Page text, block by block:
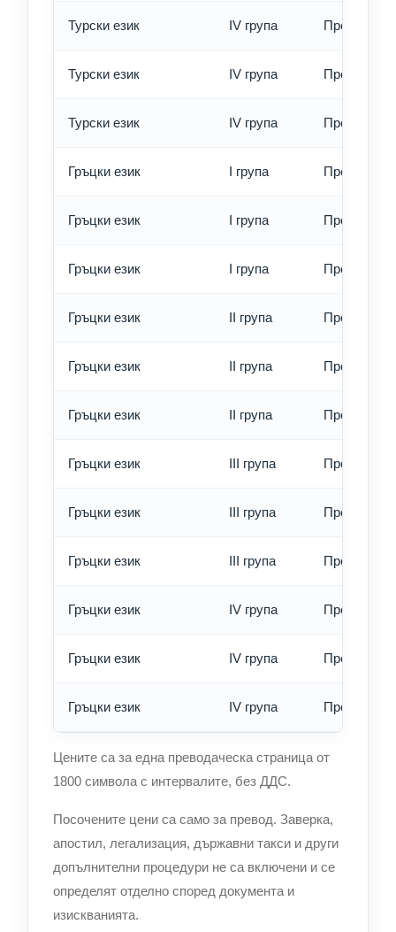
Турски език IV група Превод -
Турски език IV група Превод -
Турски език IV група Превод -
Гръцки език I група Превод -
Гръцки език I група Превод -
Гръцки език I група Превод -
Гръцки език II група Превод -
Гръцки език II група Превод -
Гръцки език II група Превод -
Гръцки език III група Превод -
Гръцки език III група Превод -
Гръцки език III група Превод -
Гръцки език IV група Превод -
Гръцки език IV група Превод -
Гръцки език IV група Превод -
Цените са за една преводаческа страница от
1800 символа с интервалите, без ДДС.
Посочените цени са само за превод. Заверка,
апостил, легализация, държавни такси и други
допълнителни процедури не са включени и се
определят отделно според документа и
изискванията.